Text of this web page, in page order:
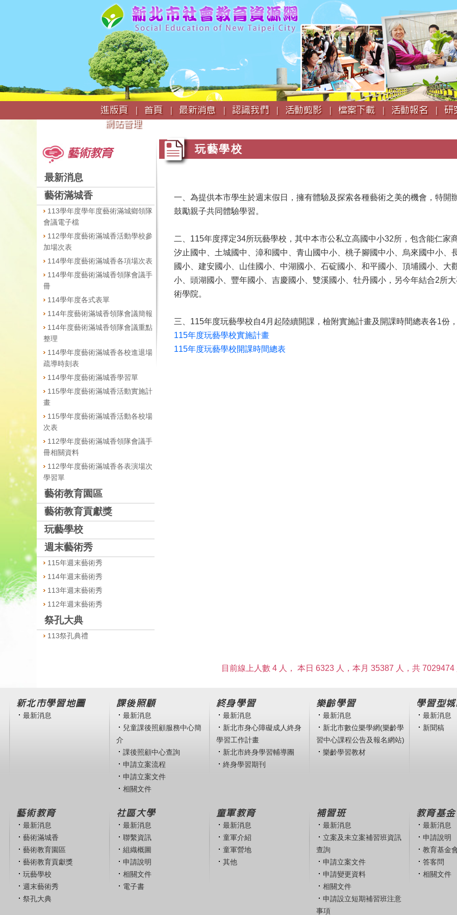
跳
到
主
要
內
容
:::
進版頁 |
首頁 | 最新消息 | 認識我們 | 活動剪影 | 檔案下載 | 活動報名 |
研
網站管理
藝術教育
最新消息
藝術滿城香
113學年度學年度藝術滿城鄉領隊
會議電子檔
112學年度藝術滿城香活動學校參
加場次表
114學年度藝術滿城香各項場次表
114學年度藝術滿城香領隊會議手
冊
114學年度各式表單
114年度藝術滿城香領隊會議簡報
114年度藝術滿城香領隊會議重點
整理
114學年度藝術滿城香各校進退場
疏導時刻表
114學年度藝術滿城香學習單
115學年度藝術滿城香活動實施計
畫
115學年度藝術滿城香活動各校場
次表
112學年度藝術滿城香領隊會議手
冊相關資料
112學年度藝術滿城香各表演場次
學習單
藝術教育園區
藝術教育貢獻獎
玩藝學校
週末藝術秀
115年週末藝術秀
114年週末藝術秀
113年週末藝術秀
112年週末藝術秀
祭孔大典
113祭孔典禮
玩藝學校
一、為提供本市學生於週末假日，擁有體驗及探索各種藝術之美的機會，特
鼓勵親子共同體驗學習。
二、115年度擇定34所玩藝學校，其中本市公私立高國中小32所，包含能仁家
汐止國中、土城國中、漳和國中、青山國中小、桃子腳國中小、烏來國中小
國小、建安國小、山佳國小、中湖國小、石碇國小、和平國小、頂埔國小、
小、頭湖國小、豐年國小、吉慶國小、雙溪國小、牡丹國小，另今年結合2所
術學院。
三、115年度玩藝學校自4月起陸續開課，檢附實施計畫及開課時間總表各1份
115年度玩藝學校實施計畫
115年度玩藝學校開課時間總表
目前線上人數 4 人， 本日 6323 人，本月 35387 人，共 7029474
新北市學習地圖
最新消息
課後照顧
最新消息
兒童課後照顧服務中心簡
介
課後照顧中心查詢
申請立案流程
申請立案文件
相關文件
終身學習
最新消息
新北市身心障礙成人終身
學習工作計畫
新北市終身學習輔導團
終身學習期刊
樂齡學習
最新消息
新北市數位樂學網(樂齡學
習中心課程公告及報名網站)
樂齡學習教材
學習型
最新消息
新聞稿
藝術教育
最新消息
藝術滿城香
藝術教育園區
藝術教育貢獻獎
玩藝學校
週末藝術秀
祭孔大典
社區大學
最新消息
聯繫資訊
組織概圖
申請說明
相關文件
電子書
童軍教育
最新消息
童軍介紹
童軍營地
其他
補習班
最新消息
立案及未立案補習班資訊
查詢
申請立案文件
申請變更資料
相關文件
申請設立短期補習班注意
事項
教育基
最新消息
申請說明
教育基金
答客問
相關文件